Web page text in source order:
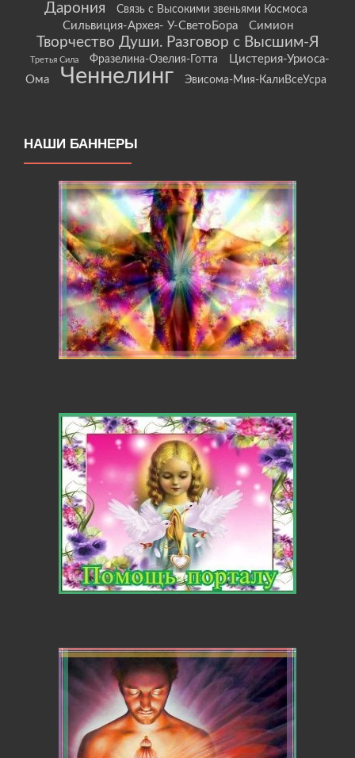
Дарония
Связь с Высокими звеньями Космоса
Сильвиция-Архея- У-СветоБора Симион
Творчество Души. Разговор с Высшим-Я
Третья Сила Фразелина-Озелия-Готта
Цистерия-Уриоса-
Ома
Ченнелинг Эвисома-Мия-КалиВсеУсра
НАШИ БАННЕРЫ